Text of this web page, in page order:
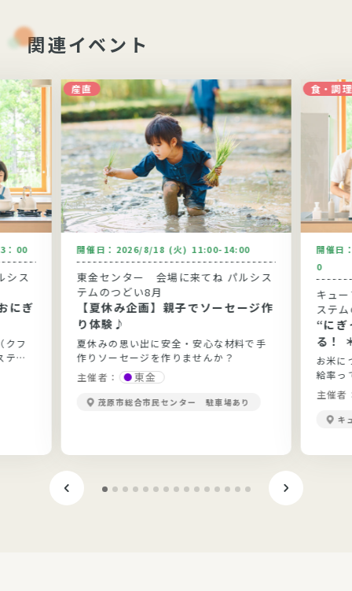
関連イベント
：00
シス
にぎ
クフ
テム
産直
開催日： 2026/8/18 (火) 11:00-14:00
東金センター 会場に来てね パルシス
テムのつどい8月
【夏休み企画】親子でソーセージ作
り体験♪
夏休みの思い出に安全・安心な材料で手
作りソーセージを作りませんか？
主催者：
東金
茂原市総合市民センター 駐車場あり
食・調理
開催日
0
キュ
ステ
“にぎ
る！
お米に
給率っ
当？
きます
主催者
キ